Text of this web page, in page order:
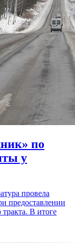
по
у
провела
предоставлении
тракта. В итоге